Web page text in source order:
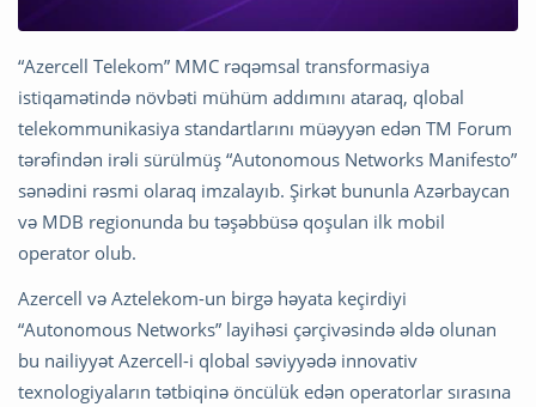
“Azercell Telekom” MMC rəqəmsal transformasiya
istiqamətində növbəti mühüm addımını ataraq, qlobal
telekommunikasiya standartlarını müəyyən edən TM Forum
tərəfindən irəli sürülmüş “Autonomous Networks Manifesto”
sənədini rəsmi olaraq imzalayıb. Şirkət bununla Azərbaycan
və MDB regionunda bu təşəbbüsə qoşulan ilk mobil
operator olub.
Azercell və Aztelekom-un birgə həyata keçirdiyi
“Autonomous Networks” layihəsi çərçivəsində əldə olunan
bu nailiyyət Azercell-i qlobal səviyyədə innovativ
texnologiyaların tətbiqinə öncülük edən operatorlar sırasına